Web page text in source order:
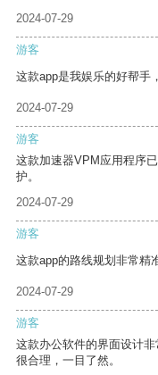
2024-07-29
游客
这款app是我娱乐的好帮手
2024-07-29
游客
这款加速器VPM应用程序
护。
2024-07-29
游客
这款app的路线规划非常精
2024-07-29
游客
这款办公软件的界面设计
很合理，一目了然。